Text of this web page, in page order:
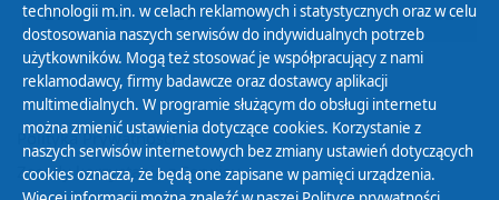
27 28 29 30 31 01 02
Polityka Prywatności
Zasady korzystania z Serwisu
technologii m.in. w celach reklamowych i statystycznych oraz w celu
dostosowania naszych serwisów do indywidualnych potrzeb
użytkowników. Mogą też stosować je współpracujący z nami
reklamodawcy, firmy badawcze oraz dostawcy aplikacji
multimedialnych. W programie służącym do obsługi internetu
można zmienić ustawienia dotyczące cookies. Korzystanie z
naszych serwisów internetowych bez zmiany ustawień dotyczących
cookies oznacza, że będą one zapisane w pamięci urządzenia.